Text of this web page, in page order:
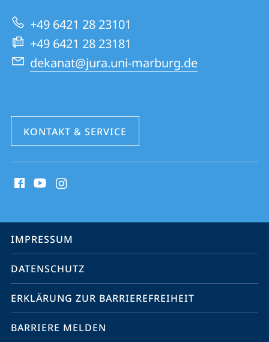
zur
Website
Rechtswissenschaften
+49 6421 28 23101
+49 6421 28 23181
dekanat@jura.uni-marburg.de
KONTAKT & SERVICE
Media
Service-
Navigation
IMPRESSUM
DATENSCHUTZ
ERKLÄRUNG ZUR BARRIEREFREIHEIT
BARRIERE MELDEN